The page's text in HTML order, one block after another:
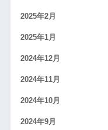
2025年2月
2025年1月
2024年12月
2024年11月
2024年10月
2024年9月